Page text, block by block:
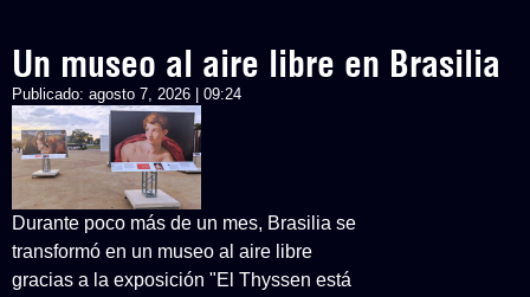
Un museo al aire libre en Brasilia
Publicado: agosto 7, 2026 | 09:24
Durante poco más de un mes, Brasilia se
transformó en un museo al aire libre
gracias a la exposición "El Thyssen está